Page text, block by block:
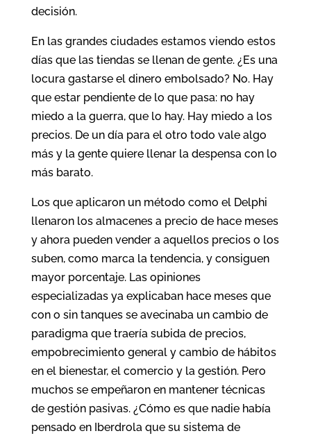
decisión.
En las grandes ciudades estamos viendo estos
días que las tiendas se llenan de gente. ¿Es una
locura gastarse el dinero embolsado? No. Hay
que estar pendiente de lo que pasa: no hay
miedo a la guerra, que lo hay. Hay miedo a los
precios. De un día para el otro todo vale algo
más y la gente quiere llenar la despensa con lo
más barato.
Los que aplicaron un método como el Delphi
llenaron los almacenes a precio de hace meses
y ahora pueden vender a aquellos precios o los
suben, como marca la tendencia, y consiguen
mayor porcentaje. Las opiniones
especializadas ya explicaban hace meses que
con o sin tanques se avecinaba un cambio de
paradigma que traería subida de precios,
empobrecimiento general y cambio de hábitos
en el bienestar, el comercio y la gestión. Pero
muchos se empeñaron en mantener técnicas
de gestión pasivas. ¿Cómo es que nadie había
pensado en Iberdrola que su sistema de